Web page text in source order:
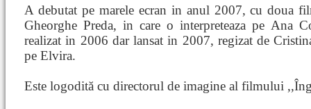
A debutat pe marele ecran in anul 2007, cu doua
Gheorghe Preda, in care o interpreteaza pe Ana
realizat in 2006 dar lansat in 2007, regizat de
pe Elvira.
Este logodită cu directorul de imagine al filmului